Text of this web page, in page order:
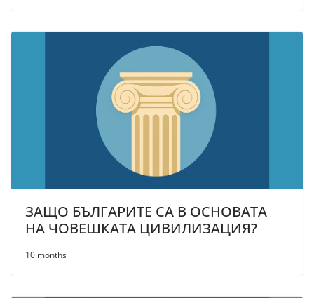
ЗАЩО БЪЛГАРИТЕ СА В ОСНОВАТА
НА ЧОВЕШКАТА ЦИВИЛИЗАЦИЯ?
10 months